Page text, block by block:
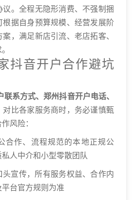
。全程无隐形消费、不强制捆
据自身预算规模、经营发展阶
，满足新店引流、老店拓客、
抖音开户合作避坑
联系方式、郑州抖音开户电话、
对比各家服务商时，务必谨慎甄
风险：
合作、流程规范的本地正规公
人中介和小型零散团队
头宣传，所有服务权益、合作内
台官方规则为准